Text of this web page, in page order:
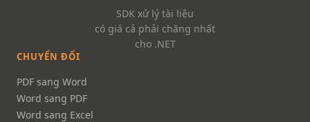
SDK xử lý tài liệu
có giá cả phải chăng nhất
cho .NET
CHUYỂN ĐỔI
PDF sang Word
Word sang PDF
Word sang Excel